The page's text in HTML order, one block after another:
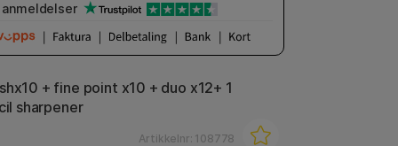
anmeldelser
+ fine point x10 + duo x12+ 1
sharpener
Artikkelnr: 108778